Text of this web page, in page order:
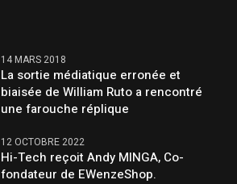
14 MARS 2018
La sortie médiatique erronée et
biaisée de William Ruto a rencontré
une farouche réplique
12 OCTOBRE 2022
Hi-Tech reçoit Andy MINGA, Co-
fondateur de EWenzeShop.